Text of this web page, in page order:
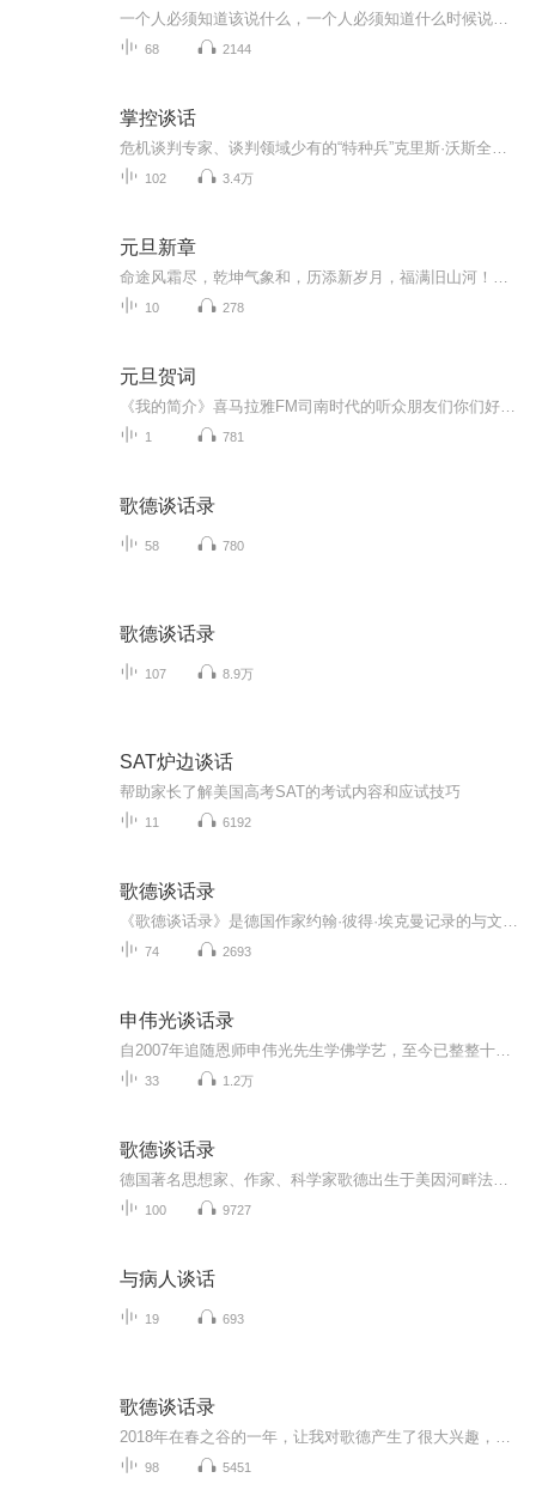
68 2144
掌控谈话
102 3.4万
元旦新章
10 278
元旦贺词
1 781
歌德谈话录
58 780
歌德谈话录
107 8.9万
SAT炉边谈话
帮助家长了解美国高考SAT的考试内容和应试技巧
11 6192
歌德谈话录
74 2693
申伟光谈话录
33 1.2万
歌德谈话录
100 9727
与病人谈话
19 693
歌德谈话录
98 5451